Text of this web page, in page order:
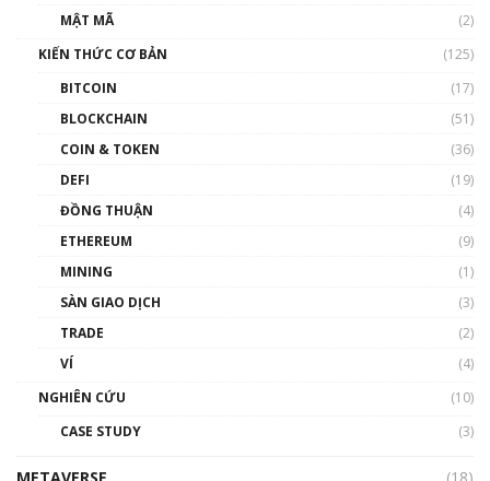
00:43:47
như thể nào?
00:39:31
Phổ cập Blockchain
thống & Crypto qua các cuộc chiến | Phổ cập
MẬT MÃ
(2)
KIẾN THỨC CƠ BẢN
(125)
BITCOIN
(17)
BLOCKCHAIN
(51)
COIN & TOKEN
(36)
DEFI
(19)
ĐỒNG THUẬN
(4)
ETHEREUM
(9)
MINING
(1)
SÀN GIAO DỊCH
(3)
TRADE
(2)
VÍ
(4)
NGHIÊN CỨU
(10)
CASE STUDY
(3)
METAVERSE
(18)